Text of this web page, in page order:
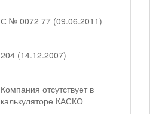
С № 0072 77 (09.06.2011)
204 (14.12.2007)
Компания отсутствует в
калькуляторе КАСКО